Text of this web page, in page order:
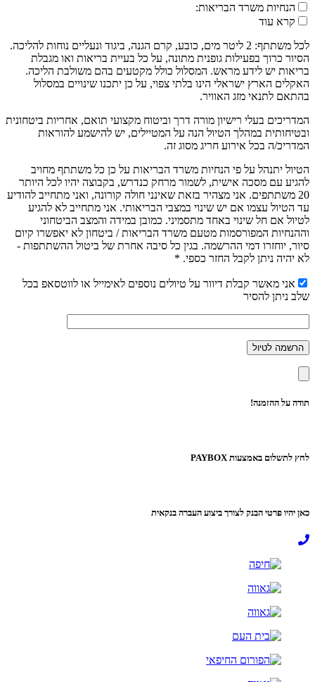
הנחיות משרד הבריאות:
קרא עוד
לכל משתתף: 2 ליטר מים, כובע, קרם הגנה, ביגוד ונעליים נוחות להליכה.
הסיור כרוך בפעילות גופנית מתונה, על כל בעיית בריאות ואו מגבלת
בריאות יש לידע מראש. המסלול כולל מקטעים בהם משולבת הליכה.
האקלים הארץ ישראלי הינו בלתי צפוי, על כן יתכנו שינויים במסלול
בהתאם לתנאי מזג האוויר.
המדריכים בעלי רישיון מורה דרך וביטוח מקצועי תואם, אחריות ביטחונית
ובטיחותית במהלך הטיול הנה על המטיילים, יש להישמע להוראות
המדריכ/ה בכל אירוע חריג מסוג זה.
הטיול יתנהל על פי הנחיות משרד הבריאות על כן כל משתתף מחויב
להגיע עם מסכה אישית, לשמור מרחק כנדרש, בקבוצה יהיו לכל היותר
20 משתתפים. אני מצהיר בזאת שאינני חולה קורונה, ואני מתחייב להודיע
עד הטיול עצמו אם יש שינוי במצבי הבריאותי. אני מתחייב לא להגיע
לטיול אם חל שינוי באחד מתסמיני. כמובן במידה והמצב הביטחוני
וההנחיות המפורסמות מטעם משרד הבריאות / ביטחון לא יאפשרו קיום
סיור, יוחזרו דמי ההרשמה. בגין כל סיבה אחרת של ביטול ההשתתפות -
לא יהיה ניתן לקבל החזר כספי. *
אני מאשר קבלת דיוור על טיולים נוספים לאימייל או לווטסאפ בכל
שלב ניתן להסיר
תודה על ההזמנה!
לחץ לתשלום באמצעות PAYBOX
כאן יהיו פרטי הבנק לצורך ביצוע העברה בנקאית